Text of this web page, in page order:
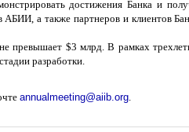
достижения Банка и
а также партнеров и клиентов
превышает $3 млрд. В рамках
разработки.
annualmeeting@aiib.org.